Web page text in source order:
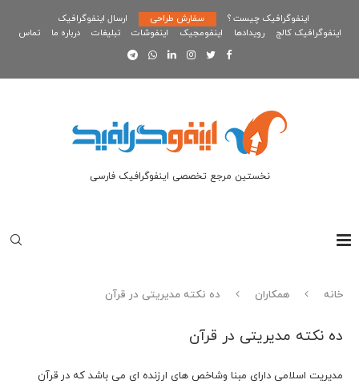
اینفوگرافیک چیست ؟ سفارش طراحی
ارسال اینفوگرافیک
اینفوگرافیک کالج
رویدادها اینفومجیک اینفوشات تبلیغات درباره ما تماس
نخستین مرجع تخصصی اینفوگرافیک فارسی
خانه همکاران ده نکته مدیریتی در قرآن
ده نکته مدیریتی در قرآن
مدیریت اسلامی دارای مبنا وشاخص های ارزنده ای می باشد که در قرآن